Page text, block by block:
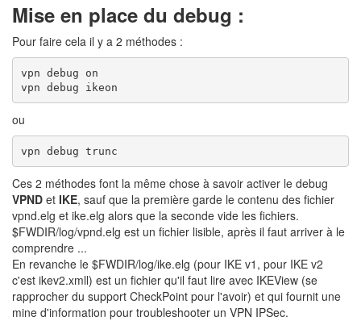
Mise en place du debug :
Pour faire cela il y a 2 méthodes :
vpn debug on
ou
Ces 2 méthodes font la même chose à savoir activer le debug
VPND et IKE, sauf que la première garde le contenu des fichier
vpnd.elg et ike.elg alors que la seconde vide les fichiers.
$FWDIR/log/vpnd.elg est un fichier lisible, après il faut arriver à le
comprendre ...
En revanche le $FWDIR/log/ike.elg (pour IKE v1, pour IKE v2
c'est ikev2.xmll) est un fichier qu'il faut lire avec IKEView (se
rapprocher du support CheckPoint pour l'avoir) et qui fournit une
mine d'information pour troubleshooter un VPN IPSec.